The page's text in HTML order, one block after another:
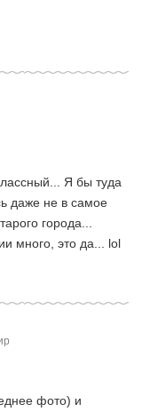
Я бы туда
даже не в самое
города...
много, это да... lol
фото) и